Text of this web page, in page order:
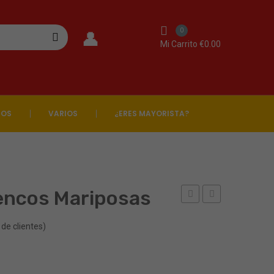
Mi Carrito
0
€0.00
VARIOS ¿ERES MAYORISTA?
Mariposas
clientes)